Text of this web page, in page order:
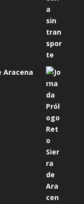
Aracena